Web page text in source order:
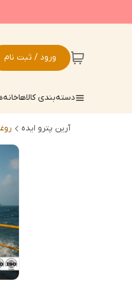
ورود / ثبت نام
دسته‌بندی کالاهاخانه
آرین پترو ایده